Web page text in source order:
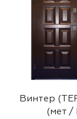
Винтер
(мет /